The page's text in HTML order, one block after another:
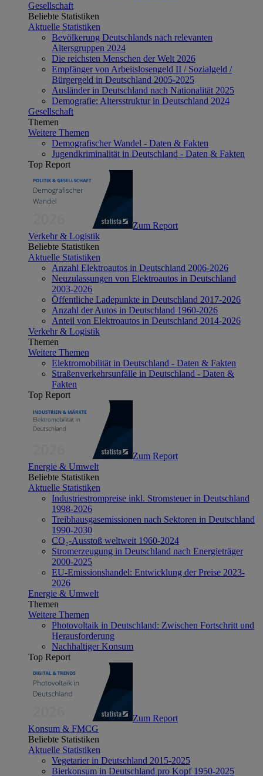
Gesellschaft
Beliebte Statistiken
Aktuelle Statistiken
Bevölkerung Deutschlands nach relevanten
Altersgruppen 2024
Die reichsten Menschen der Welt 2026
Empfänger von Arbeitslosengeld II / Sozialgeld /
Bürgergeld in Deutschland 2005-2025
Ausländer in Deutschland nach Nationalität 2025
Demografie: Altersstruktur in Deutschland 2024
Gesellschaft
Themen
Weitere Themen
Demografischer Wandel - Daten & Fakten
Jugendkriminalität in Deutschland - Daten & Fakten
Top Report
Zum Report
Verkehr & Logistik
Beliebte Statistiken
Aktuelle Statistiken
Anzahl Elektroautos in Deutschland 2006-2026
Neuzulassungen von Elektroautos in Deutschland
2003-2026
Öffentliche Ladepunkte in Deutschland 2017-2026
Anzahl der Autos in Deutschland 1960-2026
Anteil von Elektroautos in Deutschland 2014-2026
Verkehr & Logistik
Themen
Weitere Themen
Elektromobilität in Deutschland - Daten & Fakten
Straßenverkehrsunfälle in Deutschland - Daten &
Fakten
Top Report
Zum Report
Energie & Umwelt
Beliebte Statistiken
Aktuelle Statistiken
Industriestrompreise inkl. Stromsteuer in Deutschland
1998-2026
Treibhausgasemissionen nach Sektoren in Deutschland
1990-2030
CO₂-Ausstoß weltweit 1960-2024
Stromerzeugung in Deutschland nach Energieträger
2000-2025
EU-Emissionshandel: Entwicklung der Preise 2023-
2026
Energie & Umwelt
Themen
Weitere Themen
Photovoltaik in Deutschland: Zwischen Fortschritt und
Herausforderung
Nachhaltiger Konsum
Top Report
Zum Report
Konsum & FMCG
Beliebte Statistiken
Aktuelle Statistiken
Vegetarier in Deutschland 2015-2025
Bierkonsum in Deutschland pro Kopf 1950-2025